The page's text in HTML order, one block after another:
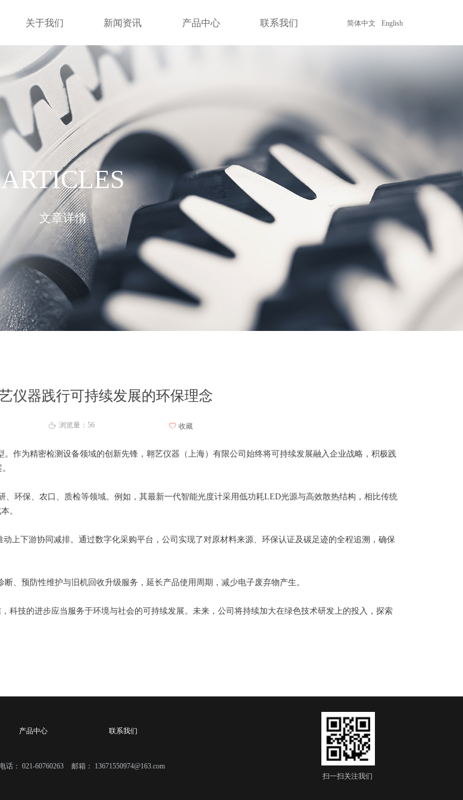
关于我们 新闻资讯 产品中心 联系我们 简体中文 English
仪器践行可持续发展的环保理念
作为精密检测设备领域的创新先锋，翱艺仪器（上海）有限公司始终将可持续发展融入企业战略，积极践
环保、农口、质检等领域。例如，其最新一代智能光度计采用低功耗LED光源与高效散热结构，相比传统
。
上下游协同减排。通过数字化采购平台，公司实现了对原材料来源、环保认证及碳足迹的全程追溯，确保
、预防性维护与旧机回收升级服务，延长产品使用周期，减少电子废弃物产生。
科技的进步应当服务于环境与社会的可持续发展。未来，公司将持续加大在绿色技术研发上的投入，探索
ꄘ 浏览量： 56 ꄀ 收藏
ARTICLES
文章详情
扫一扫关注我们
电话： 021-60760263 邮箱： 13671550974@163.com
产品中心 联系我们